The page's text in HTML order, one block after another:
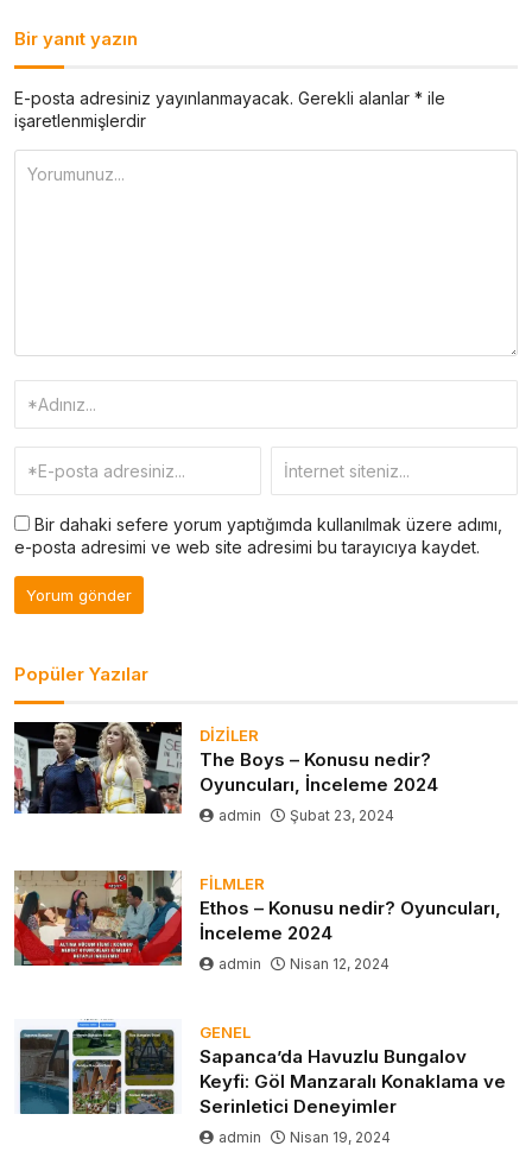
Bir yanıt yazın
E-posta adresiniz yayınlanmayacak. Gerekli alanlar * ile
işaretlenmişlerdir
Bir dahaki sefere yorum yaptığımda kullanılmak üzere adımı,
e-posta adresimi ve web site adresimi bu tarayıcıya kaydet.
Popüler Yazılar
DIZILER
The Boys – Konusu nedir?
Oyuncuları, İnceleme 2024
admin Şubat 23, 2024
FILMLER
Ethos – Konusu nedir? Oyuncuları,
İnceleme 2024
admin Nisan 12, 2024
GENEL
Sapanca’da Havuzlu Bungalov
Keyfi: Göl Manzaralı Konaklama ve
Serinletici Deneyimler
admin Nisan 19, 2024